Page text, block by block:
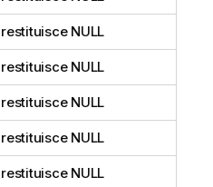
restituisce NULL
restituisce NULL
restituisce NULL
restituisce NULL
restituisce NULL